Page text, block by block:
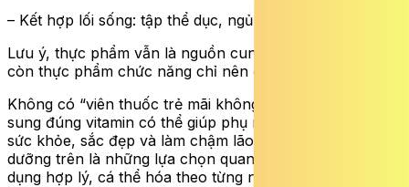
– Kết hợp lối sống: tập thể dục, ngủ đủ, kiểm soát stress.
Lưu ý, thực phẩm vẫn là nguồn cung cấp vi chất tối ưu,
còn thực phẩm chức năng chỉ nên đóng vai trò hỗ trợ.
Không có “viên thuốc trẻ mãi không già”, nhưng việc bổ
sung đúng vitamin có thể giúp phụ nữ tuổi 40 duy trì
sức khỏe, sắc đẹp và làm chậm lão hóa. Các chất dinh
dưỡng trên là những lựa chọn quan trọng, nhưng cần sử
dụng hợp lý, cá thể hóa theo từng người.